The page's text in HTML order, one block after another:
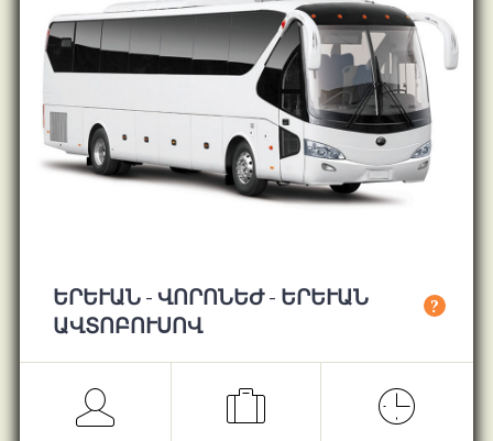
ԵՐԵՒԱՆ - ՎՈՐՈՆԵԺ - ԵՐԵՒԱՆ ԱՎ
ՏՈԲՈՒՍՈՎ
?